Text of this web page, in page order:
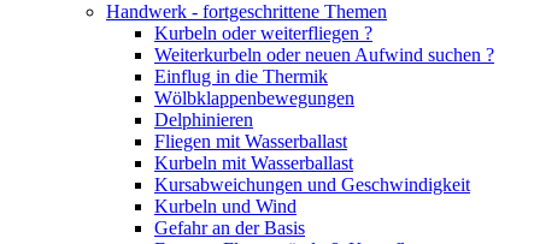
Handwerk - fortgeschrittene Themen
Kurbeln oder weiterfliegen ?
Weiterkurbeln oder neuen Aufwind suchen ?
Einflug in die Thermik
Wölbklappenbewegungen
Delphinieren
Fliegen mit Wasserballast
Kurbeln mit Wasserballast
Kursabweichungen und Geschwindigkeit
Kurbeln und Wind
Gefahr an der Basis